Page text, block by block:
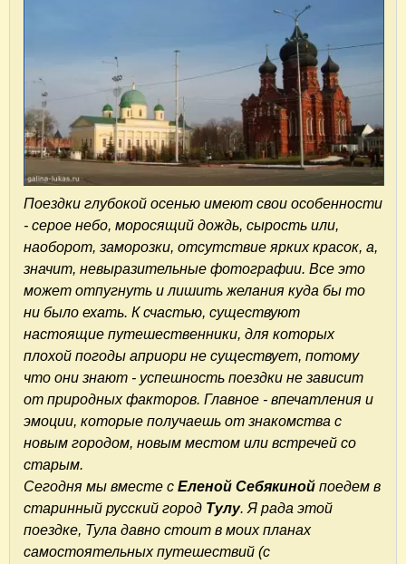
Поездки глубокой осенью имеют свои особенности
- серое небо, моросящий дождь, сырость или,
наоборот, заморозки, отсутствие ярких красок, а,
значит, невыразительные фотографии. Все это
может отпугнуть и лишить желания куда бы то
ни было ехать. К счастью, существуют
настоящие путешественники, для которых
плохой погоды априори не существует, потому
что они знают - успешность поездки не зависит
от природных факторов. Главное - впечатления и
эмоции, которые получаешь от знакомства с
новым городом, новым местом или встречей со
старым.
Сегодня мы вместе с Еленой Себякиной поедем в
старинный русский город Тулу. Я рада этой
поездке, Тула давно стоит в моих планах
самостоятельных путешествий (с